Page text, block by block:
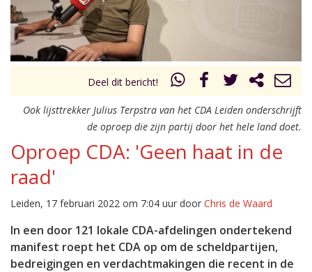
Deel dit bericht!
Ook lijsttrekker Julius Terpstra van het CDA Leiden onderschrijft
de oproep die zijn partij door het hele land doet.
Oproep CDA: 'Geen haat in de
raad'
Leiden, 17 februari 2022 om 7:04 uur door Chris de Waard
In een door 121 lokale CDA-afdelingen ondertekend
manifest roept het CDA op om de scheldpartijen,
bedreigingen en verdachtmakingen die recent in de